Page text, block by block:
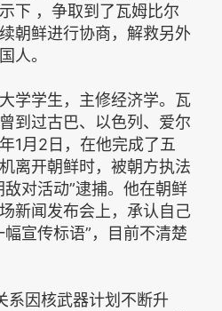
下 ，争取到了瓦姆比尔
朝鲜进行协商，解救另外
人。
学学生，主修经济学。瓦
到过古巴、以色列、爱尔
1月2日，在他完成了五
离开朝鲜时，被朝方执法
对活动”逮捕。他在朝鲜
新闻发布会上，承认自己
宣传标语”，目前不清楚
系因核武器计划不断升